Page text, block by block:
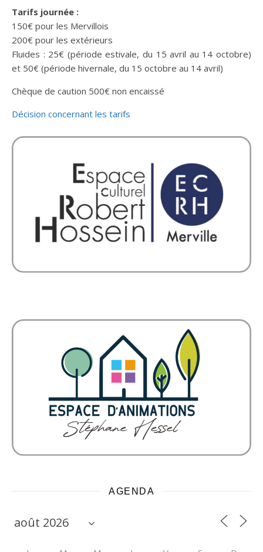
Tarifs journée :
150€ pour les Mervillois
200€ pour les extérieurs
Fluides : 25€ (période estivale, du 15 avril au 14 octobre)
et 50€ (période hivernale, du 15 octobre au 14 avril)
Chèque de caution 500€ non encaissé
Décision concernant les tarifs
AGENDA